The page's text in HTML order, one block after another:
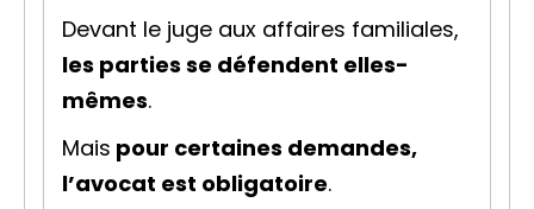
Devant le juge aux affaires familiales,
les parties se défendent elles-
mêmes.
Mais pour certaines demandes,
l’avocat est obligatoire.